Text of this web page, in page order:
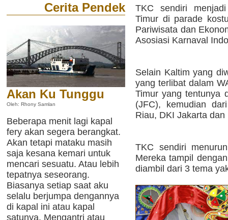
Cerita Pendek
Akan Ku Tunggu
Oleh: Rhony Samlan
Beberapa menit lagi kapal
fery akan segera berangkat.
Akan tetapi mataku masih
saja kesana kemari untuk
mencari sesuatu. Atau lebih
tepatnya seseorang.
Biasanya setiap saat aku
selalu berjumpa dengannya
di kapal ini atau kapal
satunya. Mengantri atau
TKC sendiri
Timur di parade
Pariwisata dan
Asosiasi Karnaval
Selain Kaltim yang
yang terlibat dalam
Timur yang tentunya
(JFC), kemudian
Riau, DKI Jakarta
TKC sendiri
Mereka tampil
diambil dari 3 tema